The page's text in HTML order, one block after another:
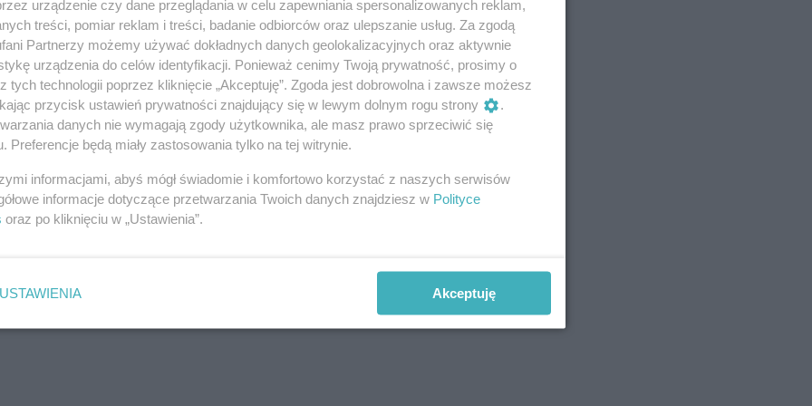
formalnej negatywnej odpowiedzi Prezydenta
o takie uhonorowanie podmiotów),
takiego uhonorowania Taty od Władz Miasta.
Taty przez Prezydenta Szczecina upomną się inni.
urządzenie czy dane przeglądania w celu zapewniania spersonalizowanych reklam,
treści, pomiar reklam i treści, badanie odbiorców oraz ulepszanie usług. Za zgodą
Partnerzy możemy używać dokładnych danych geolokalizacyjnych oraz aktywnie
urządzenia do celów identyfikacji. Ponieważ cenimy Twoją prywatność, prosimy o
tych technologii poprzez kliknięcie „Akceptuję”. Zgoda jest dobrowolna i zawsze możesz
przycisk ustawień prywatności znajdujący się w lewym dolnym rogu strony
.
danych nie wymagają zgody użytkownika, ale masz prawo sprzeciwić się
Preferencje będą miały zastosowania tylko na tej witrynie.
informacjami, abyś mógł świadomie i komfortowo korzystać z naszych serwisów
informacje dotyczące przetwarzania Twoich danych znajdziesz w Polityce
oraz po kliknięciu w „Ustawienia”.
USTAWIENIA Akceptuję